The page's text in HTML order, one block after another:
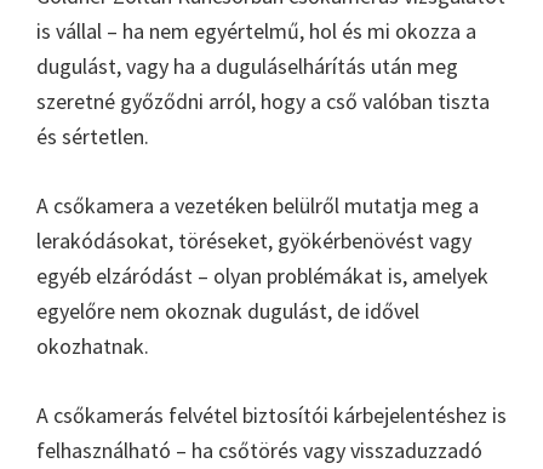
is vállal – ha nem egyértelmű, hol és mi okozza a
dugulást, vagy ha a duguláselhárítás után meg
szeretné győződni arról, hogy a cső valóban tiszta
és sértetlen.
A csőkamera a vezetéken belülről mutatja meg a
lerakódásokat, töréseket, gyökérbenövést vagy
egyéb elzáródást – olyan problémákat is, amelyek
egyelőre nem okoznak dugulást, de idővel
okozhatnak.
A csőkamerás felvétel biztosítói kárbejelentéshez is
felhasználható – ha csőtörés vagy visszaduzzadó